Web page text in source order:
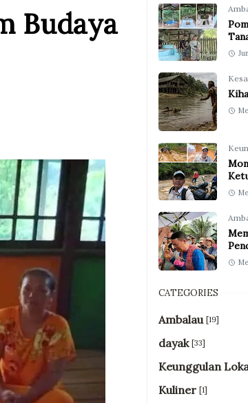
Budaya
CATEGORIES
Ambalau [19]
dayak [33]
Keunggulan
Kuliner [1]